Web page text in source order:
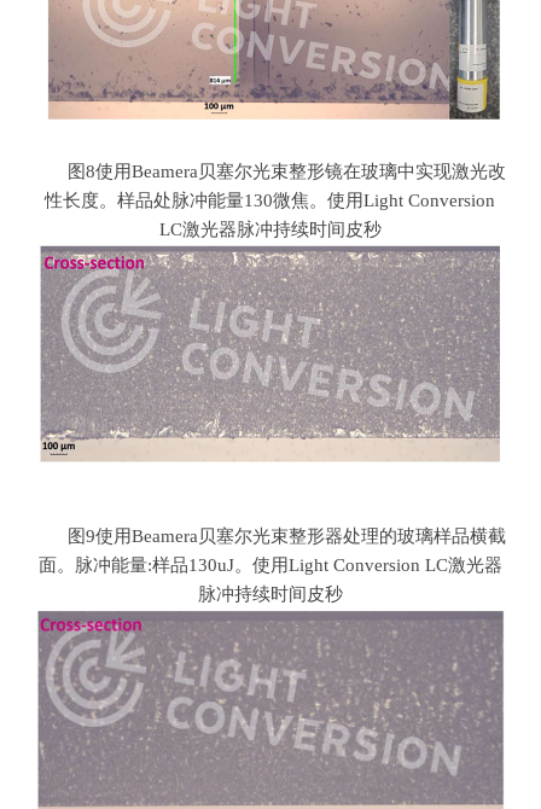
图8使用Beamera贝塞尔光束整形镜在玻璃中实现激光改
性长度。样品处脉冲能量130微焦。使用Light Conversion
LC激光器脉冲持续时间皮秒
图9使用Beamera贝塞尔光束整形器处理的玻璃样品横截
面。脉冲能量:样品130uJ。使用Light Conversion LC激光器
脉冲持续时间皮秒